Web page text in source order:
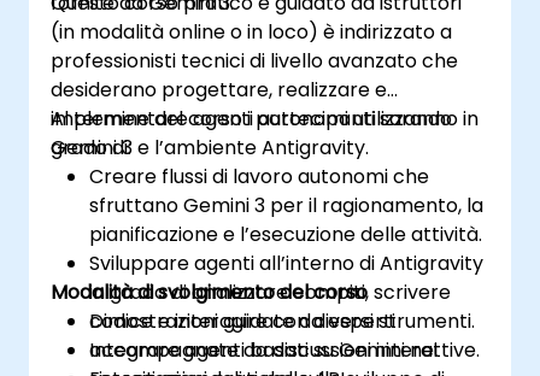
(in modalità online o in loco) è indirizzato a
professionisti tecnici di livello avanzato che
desiderano progettare, realizzare e
implementare agenti autonomi utilizzando
Gemini 3 e l’ambiente Antigravity.
Al termine del corso i partecipanti saranno in
grado di:
Creare flussi di lavoro autonomi che
sfruttano Gemini 3 per il ragionamento, la
pianificazione e l’esecuzione delle attività.
Sviluppare agenti all’interno di Antigravity
in grado di analizzare compiti, scrivere
codice e interagire con diversi strumenti.
Integrare agenti basati su Gemini nei
Modalità di svolgimento del corso
Dimostrazioni guidate da esperti
accompagnate da discussioni interattive.